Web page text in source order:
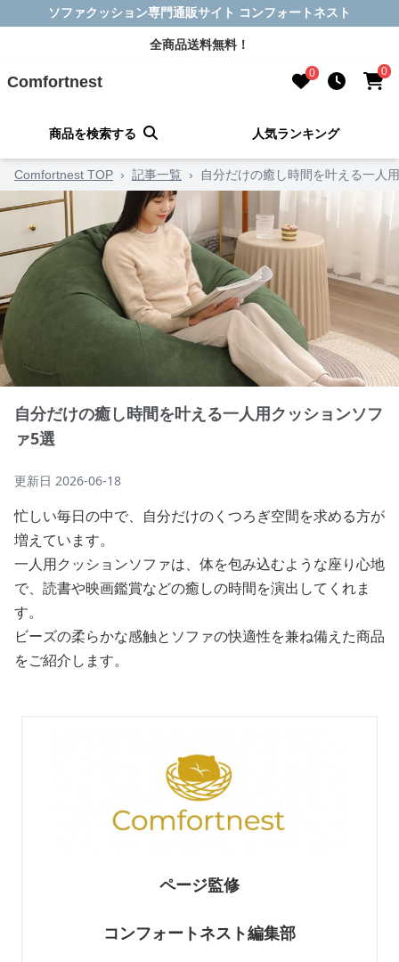
ソファクッション専門通販サイト コンフォートネスト
全商品送料無料！
Comfortnest 0 0
商品を検索する 人気ランキング
Comfortnest TOP › 記事一覧 › 自分だけの癒し時間を叶える一人
自分だけの癒し時間を叶える一人用クッションソフ
ァ5選
更新日 2026-06-18
忙しい毎日の中で、自分だけのくつろぎ空間を求める方が
増えています。
一人用クッションソファは、体を包み込むような座り心地
で、読書や映画鑑賞などの癒しの時間を演出してくれま
す。
ビーズの柔らかな感触とソファの快適性を兼ね備えた商品
をご紹介します。
ページ監修
コンフォートネスト編集部